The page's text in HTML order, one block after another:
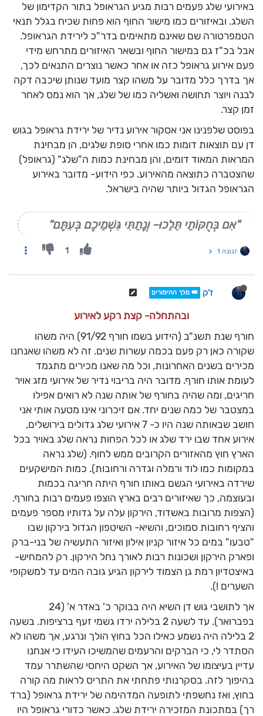
באירועי שלג פעמים רבות מגיע הגראופל בתור הקדימון של
השלג. ובאיזורים כמו מישור החוף הוא פחות שכיח בגלל תנאי
הטמפרטורה שם שאינם מתאימים בדר"כ לירידת הגראופל.
אבל בכ"ז גם במישור החוף ובשאר האיזורים מתרחש מידי
פעם אירוע גראופל כזה או אחר כאשר נוצרים התנאים לכך,
אך בדרך כלל מדובר על משהו קצר מועד שנותן שיכבה דקה
לבנה ויוצר תחושה ואשליה כמו של שלג, אך הוא נמס לאחר
זמן קצר.
בפוסט שלפנינו אני אסקור אירוע נדיר של ירידת גראופל בגוש
דן עם תוצאות דומות כמו אחרי סופת שלגים, הן מבחינת
המראות המאוד דומים, והן מבחינת כמות ה"שלג" (גראופל)
שהצטברה כתוצאה מהאירוע. כפי הידוע- מדובר באירוע
הגראופל הגדול ביותר שהיה בישראל.
"אִם בְּחֻקּוֹתַי תֵּלֵכוּ- וְנָתַתִּי גִּשְׁמֵיכֶם בְּעִתָּם"
תגובה 1 1
ז'ק 👑 מלך ההימורים
ובהתחלה- קצת רקע לאירוע
חורף שנת תשנ"ב (הידוע בשמו חורף 91/92) היה משהו
שקורה כאן רק פעם בכמה עשרות שנים. זה לא משהו שאנחנו
מכירים בשנים האחרונות, וכל מה שאנו מכירים מתגמד
לעומת אותו חורף. מדובר היה בריבוי נדיר של אירועי מזג אויר
חריגים, ומה שהיה בחורף של אותה שנה לא רואים אפילו
במצטבר של כמה שנים יחד. אם זיכרוני אינו מטעה אותי אני
חושב שבאותה שנה היו כ- 7 אירועי שלג גדולים בירושלים,
אירוע אחד שבו ירד שלג או לכל הפחות נראה שלג באויר בכל
הארץ חוץ מהאזורים הקרובים ממש לחוף. (שלג נראה
במקומות כמו לוד ורמלה וגדרה ורחובות). כמות המישקעים
שירדה באירועי הגשם באותו חורף היתה חריגה בכמות
ובעוצמה, כך שאיזורים רבים בארץ הוצפו פעמים רבות בחורף.
(הצפות מרובות באשדוד, הירקון עלה על גדותיו מספר פעמים
והציף רחובות סמוכים, והשיא- השיטפון הגדול בירקון שבו
"טבעו" במים כל איזור קניון אילון ואיזור התעשיה של בני-ברק
ופארק הירקון ושכונות רבות לאורך נחל הירקון. רק להמחיש-
באיצטדיון רמת גן הצמוד לירקון הגיע גובה המים עד למשקופי
השערים !).
אך לתושבי גוש דן השיא היה בבוקר כ' באדר א' (24
בפברואר). עד לשעה 2 בלילה ירדו גשמי זעף ברציפות. בשעה
2 בלילה היה נשמע כאילו הכל בחוץ הולך ונרגע, אך משהו לא
הסתדר לי, כי הברקים והרעמים שהמשיכו העידו כי אנחנו
עדיין בעיצומו של האירוע, אך השקט היחסי שהשתרר עמד
בהיפוך לזה. בסקרנותי פתחתי את התריס לראות מה קורה
בחוץ, ואז נחשפתי לתופעה המדהימה של ירידת גראופל (ברד
רך) במתכונת המזכירה ירידת שלג. כאשר כדורי גראופל היו